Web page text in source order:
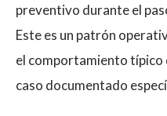
preventivo durante el
Este es un patrón
el comportamiento típico
caso documentado